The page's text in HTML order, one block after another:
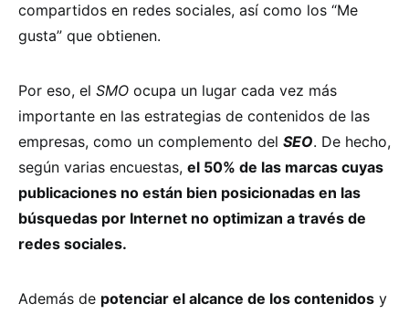
compartidos en redes sociales, así como los “Me
gusta” que obtienen.
Por eso, el SMO ocupa un lugar cada vez más
importante en las estrategias de contenidos de las
empresas, como un complemento del SEO. De hecho,
según varias encuestas, el 50% de las marcas cuyas
publicaciones no están bien posicionadas en las
búsquedas por Internet no optimizan a través de
redes sociales.
Además de potenciar el alcance de los contenidos y